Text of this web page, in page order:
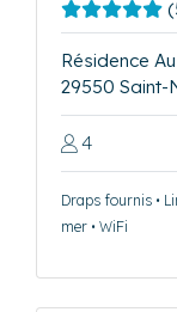
Résidence
29550 Saint-
4
Draps fournis •
mer • WiFi